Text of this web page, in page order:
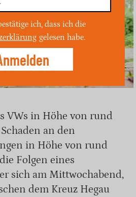
VWs in Höhe von rund
an den
in Höhe von rund
Folgen eines
sich am Mittwochabend,
dem Kreuz Hegau
ich, dass ich die
gelesen habe.